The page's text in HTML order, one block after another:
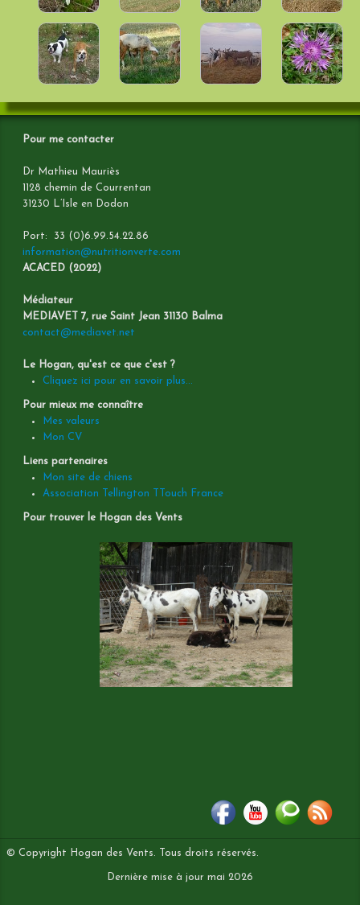
Pour me contacter
Dr Mathieu Mauriès
1128 chemin de Courrentan
31230 L’Isle en Dodon
Port: 33 (0)6.99.54.22.86
information@nutritionverte.com
ACACED (2022)
Médiateur
MEDIAVET 7, rue Saint Jean 31130 Balma
contact@mediavet.net
Le Hogan, qu'est ce que c'est ?
Cliquez ici pour en savoir plus...
Pour mieux me connaître
Mes valeurs
Mon CV
Liens partenaires
Mon site de chiens
Association Tellington TTouch France
Pour trouver le Hogan des Vents
© Copyright Hogan des Vents. Tous droits réservés.
Dernière mise à jour mai 2026